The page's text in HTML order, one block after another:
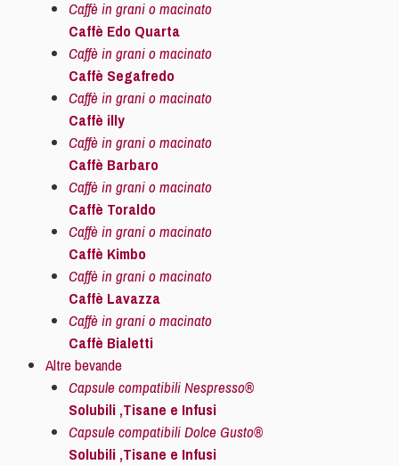
Caffè in grani o macinato
Caffè Edo Quarta
Caffè in grani o macinato
Caffè Segafredo
Caffè in grani o macinato
Caffè illy
Caffè in grani o macinato
Caffè Barbaro
Caffè in grani o macinato
Caffè Toraldo
Caffè in grani o macinato
Caffè Kimbo
Caffè in grani o macinato
Caffè Lavazza
Caffè in grani o macinato
Caffè Bialetti
Altre bevande
Capsule compatibili Nespresso®
Solubili ,Tisane e Infusi
Capsule compatibili Dolce Gusto®
Solubili ,Tisane e Infusi